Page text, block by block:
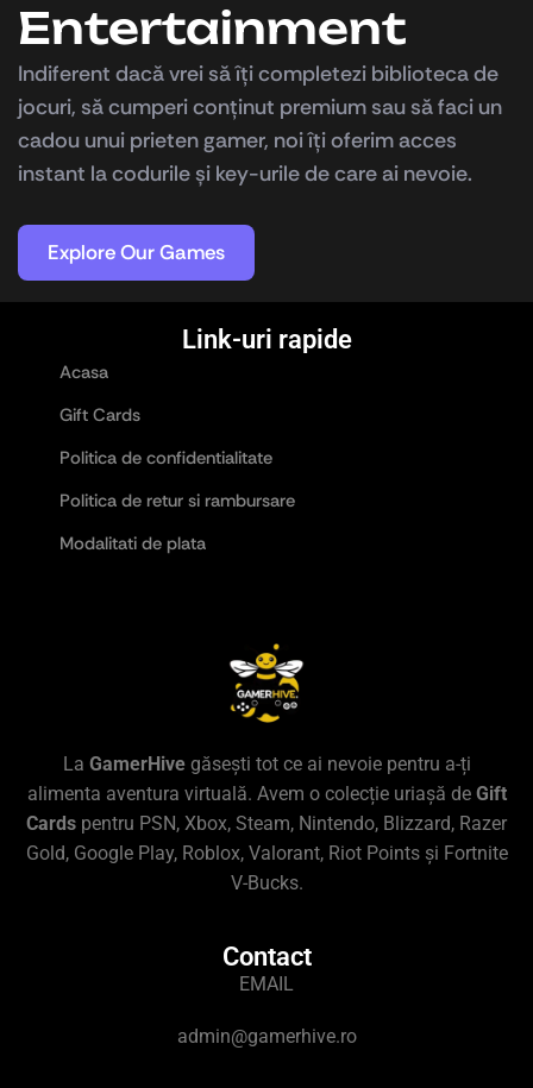
Entertainment
Indiferent dacă vrei să îți completezi biblioteca de
jocuri, să cumperi conținut premium sau să faci un
cadou unui prieten gamer, noi îți oferim acces
instant la codurile și key-urile de care ai nevoie.
Explore Our Games
Link-uri rapide
Acasa
Gift Cards
Politica de confidentialitate
Politica de retur si rambursare
Modalitati de plata
La GamerHivegăsești tot ce ai nevoie pentru a-ți
alimenta aventura virtuală. Avem o colecție uriașă de Gift
Cards pentru PSN, Xbox, Steam, Nintendo, Blizzard, Razer
Gold, Google Play, Roblox, Valorant, Riot Points și Fortnite
V-Bucks.
Contact
EMAIL
admin@gamerhive.ro